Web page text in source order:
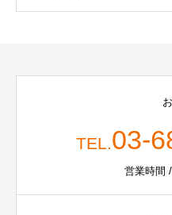
TEL.03-
営業時間